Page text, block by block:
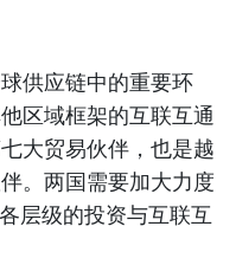
供应链中的重要环
区域框架的互联互通
大贸易伙伴，也是越
。两国需要加大力度
层级的投资与互联互